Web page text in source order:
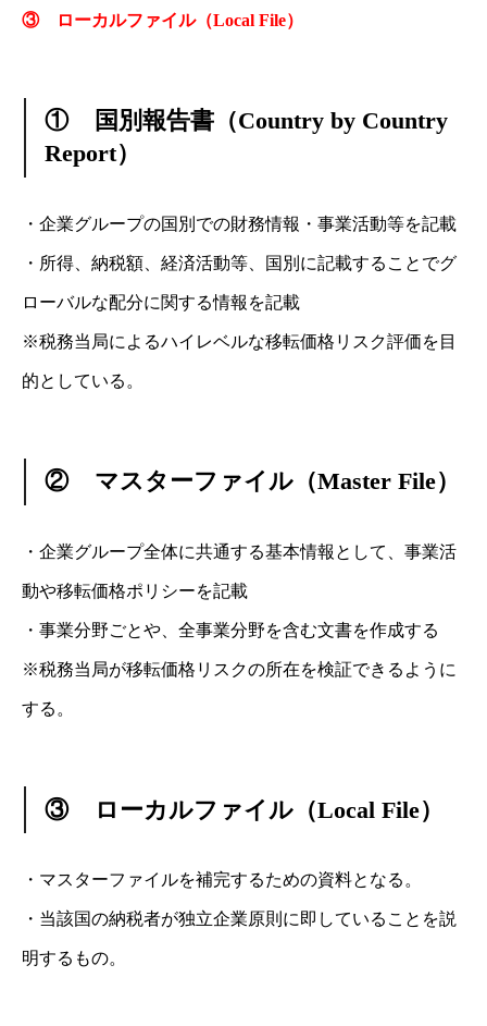
③ ローカルファイル（Local File）
①
国別報告書（Country by Country
Report）
・企業グループの国別での財務情報・事業活動等を記載
・所得、納税額、経済活動等、国別に記載することでグ
ローバルな配分に関する情報を記載
※税務当局によるハイレベルな移転価格リスク評価を目
的としている。
② マスターファイル（Master File）
・企業グループ全体に共通する基本情報として、事業活
動や移転価格ポリシーを記載
・事業分野ごとや、全事業分野を含む文書を作成する
※税務当局が移転価格リスクの所在を検証できるように
する。
③ ローカルファイル（Local File）
・マスターファイルを補完するための資料となる。
・当該国の納税者が独立企業原則に即していることを説
明するもの。